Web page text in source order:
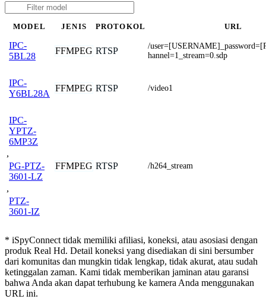
MODEL JENIS PROTOKOL URL
IPC-
5BL28
FFMPEG RTSP
/
hannel=1_stream=0.sdp
IPC-
Y6BL28A
FFMPEG RTSP /video1
IPC-
YPTZ-
6MP3Z
,
PG-PTZ-
3601-LZ
,
PTZ-
3601-IZ
FFMPEG RTSP /h264_stream
* iSpyConnect tidak memiliki afiliasi, koneksi, atau asosiasi dengan
produk Real Hd. Detail koneksi yang disediakan di sini bersumber
dari komunitas dan mungkin tidak lengkap, tidak akurat, atau sudah
ketinggalan zaman. Kami tidak memberikan jaminan atau garansi
bahwa Anda akan dapat terhubung ke kamera Anda menggunakan
URL ini.